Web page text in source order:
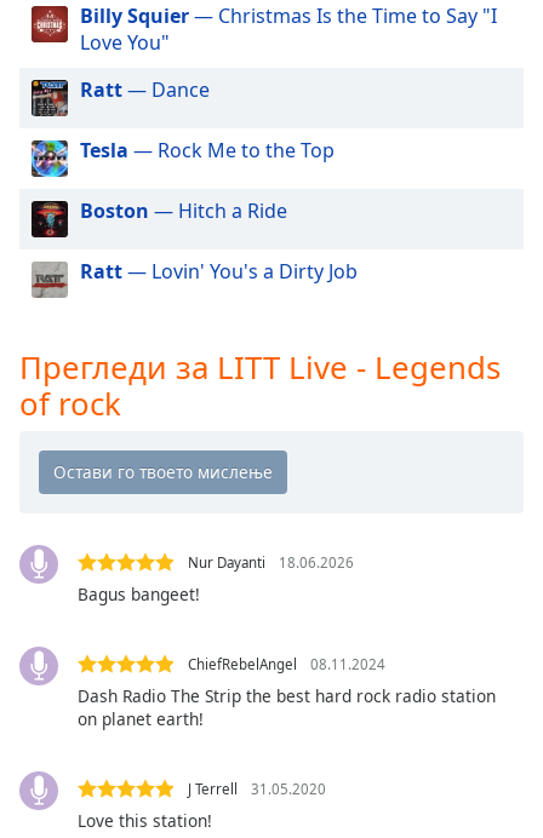
window.
Text
Color
Opacity
Text
Background
Color
Opacity
Background
Opacity
Font
Size
Edge
Style
LITT Live - Dance X
LITT Live - Doggystyle
LITT Live - Overdrive
LITT Live - Delicious Vinyl Radio
LITT Live - Laugh Factory
LITT Live - TASTE
Billy Squier— Christmas Is the Time to Say "I
Love You"
Ratt— Dance
Tesla — Rock Me to the Top
Boston — Hitch a Ride
Ratt— Lovin' You's a Dirty Job
Прегледи за LITT Live - Legends
of rock
Nur Dayanti 18.06.2026
Bagus bangeet!
ChiefRebelAngel 08.11.2024
Dash Radio The Strip the best hard rock radio station
on planet earth!
J Terrell 31.05.2020
Love this station!